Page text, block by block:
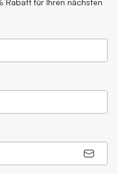
Rabatt für Ihren nächsten